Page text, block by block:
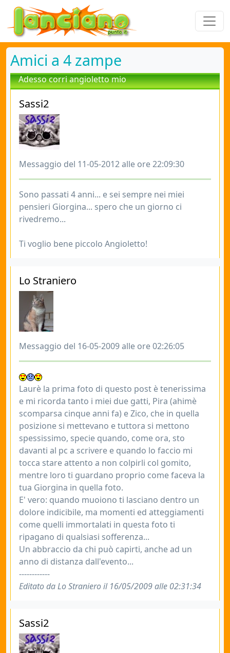
Amici a 4 zampe
Adesso corri angioletto mio
Sassi2
Messaggio del 11-05-2012 alle ore 22:09:30
Sono passati 4 anni... e sei sempre nei miei
pensieri Giorgina... spero che un giorno ci
rivedremo...
Ti voglio bene piccolo Angioletto!
Lo Straniero
Messaggio del 16-05-2009 alle ore 02:26:05
Laurè la prima foto di questo post è tenerissima
e mi ricorda tanto i miei due gatti, Pira (ahimè
scomparsa cinque anni fa) e Zico, che in quella
posizione si mettevano e tuttora si mettono
spessissimo, specie quando, come ora, sto
davanti al pc a scrivere e quando lo faccio mi
tocca stare attento a non colpirli col gomito,
mentre loro ti guardano proprio come faceva la
tua Giorgina in quella foto.
E' vero: quando muoiono ti lasciano dentro un
dolore indicibile, ma momenti ed atteggiamenti
come quelli immortalati in questa foto ti
ripagano di qualsiasi sofferenza...
Un abbraccio da chi può capirti, anche ad un
anno di distanza dall'evento...
------------
Editato da Lo Straniero il 16/05/2009 alle 02:31:34
Sassi2